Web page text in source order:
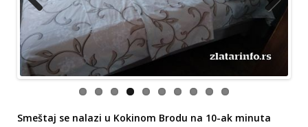
Previous Next
Smeštaj se nalazi u Kokinom Brodu na 10-ak minuta